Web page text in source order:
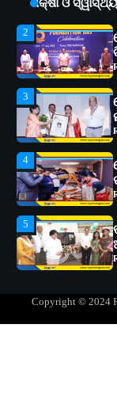
ଶିକ୍ଷା ଓ ସ୍ୱାସ୍ଥ୍ୟ
3
4
5
1
Copyright © 2024